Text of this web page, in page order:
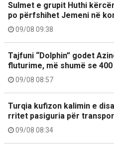
Sulmet e grupit Huthi
po përfshihet Jemeni në
09/08 09:38
Tajfuni “Dolphin” godet
fluturime, më shumë se
09/08 08:57
Turqia kufizon kalimin e
rritet pasiguria për
09/08 08:34